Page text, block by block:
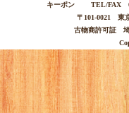
キーポン TEL/FAX
〒101-0021 東
古物商許可証